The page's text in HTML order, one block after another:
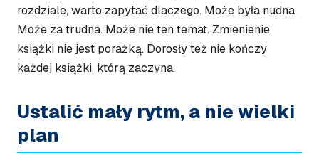
rozdziale, warto zapytać dlaczego. Może była nudna.
Może za trudna. Może nie ten temat. Zmienienie
książki nie jest porażką. Dorosły też nie kończy
każdej książki, którą zaczyna.
Ustalić mały rytm, a nie wielki
plan